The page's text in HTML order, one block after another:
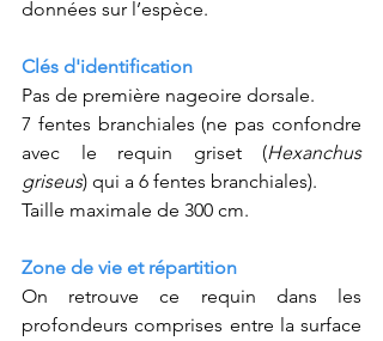
données sur l’espèce.
Clés d'identification
Pas de première nageoire dorsale.
7 fentes branchiales (ne pas confondre
avec le requin griset (Hexanchus
griseus) qui a 6 fentes branchiales).
Taille maximale de 300 cm.
Zone de vie et répartition
On retrouve ce requin dans les
profondeurs comprises entre la surface